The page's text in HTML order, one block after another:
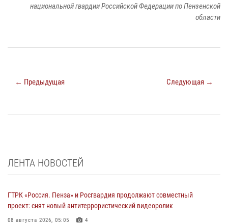
национальной гвардии Российской Федерации по Пензенской
области
← Предыдущая Следующая →
ЛЕНТА НОВОСТЕЙ
ГТРК «Россия. Пенза» и Росгвардия продолжают совместный
проект: снят новый антитеррористический видеоролик
08 августа 2026, 05:05 4